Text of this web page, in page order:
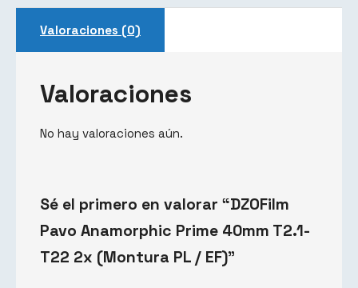
Valoraciones (0)
Valoraciones
No hay valoraciones aún.
Sé el primero en valorar “DZOFilm
Pavo Anamorphic Prime 40mm T2.1-
T22 2x (Montura PL / EF)”